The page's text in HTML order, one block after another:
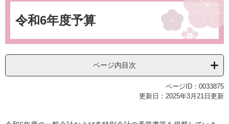
令和6年度予算
ページ内目次
ページID：0033875
更新日：2025年3月21日更新